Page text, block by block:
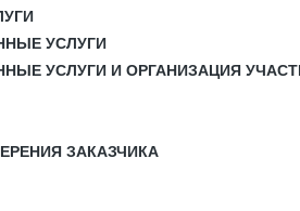
УСЛУГИ
УСЛУГИ И ОРГАНИЗАЦИЯ
ЗАКАЗЧИКА